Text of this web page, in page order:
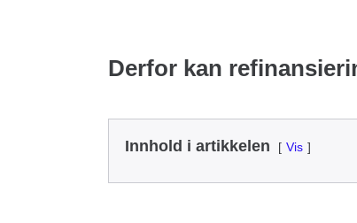
Derfor kan
Innhold i artikkelen Vis